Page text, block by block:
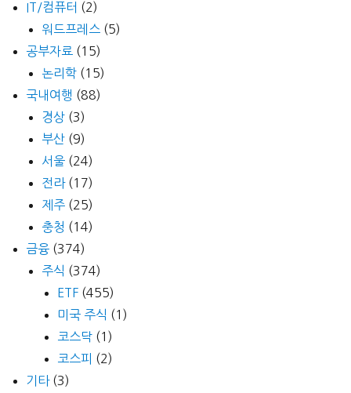
IT/컴퓨터 (2)
워드프레스 (5)
공부자료 (15)
논리학 (15)
국내여행 (88)
경상 (3)
부산 (9)
서울 (24)
전라(17)
제주 (25)
충청 (14)
금융 (374)
주식 (374)
ETF (455)
미국 주식 (1)
코스닥 (1)
코스피 (2)
기타(3)